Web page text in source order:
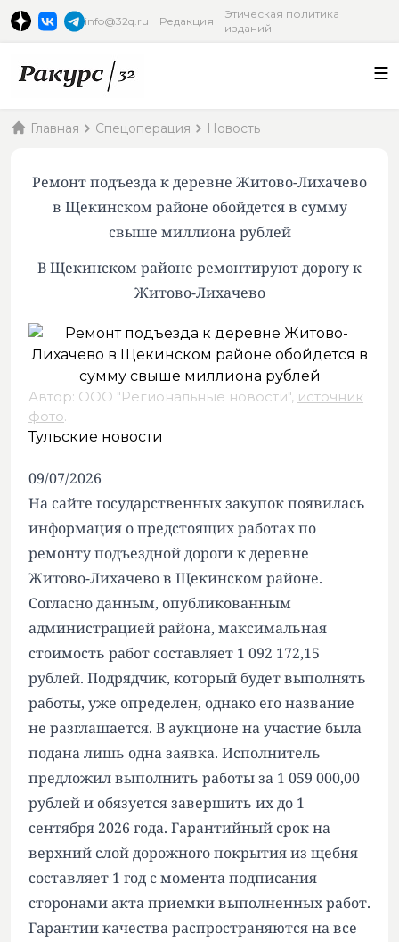
info@32q.ru Редакция
Этическая политика
изданий
Главная Спецоперация Новость
Ремонт подъезда к деревне Житово-Лихачево
в Щекинском районе обойдется в сумму
свыше миллиона рублей
В Щекинском районе ремонтируют дорогу к
Житово-Лихачево
Автор: ООО "Региональные новости", источник
фото.
Тульские новости
09/07/2026
На сайте государственных закупок появилась
информация о предстоящих работах по
ремонту подъездной дороги к деревне
Житово-Лихачево в Щекинском районе.
Согласно данным, опубликованным
администрацией района, максимальная
стоимость работ составляет 1 092 172,15
рублей. Подрядчик, который будет выполнять
работы, уже определен, однако его название
не разглашается. В аукционе на участие была
подана лишь одна заявка. Исполнитель
предложил выполнить работы за 1 059 000,00
рублей и обязуется завершить их до 1
сентября 2026 года. Гарантийный срок на
верхний слой дорожного покрытия из щебня
составляет 1 год с момента подписания
сторонами акта приемки выполненных работ.
Гарантии качества распространяются на все